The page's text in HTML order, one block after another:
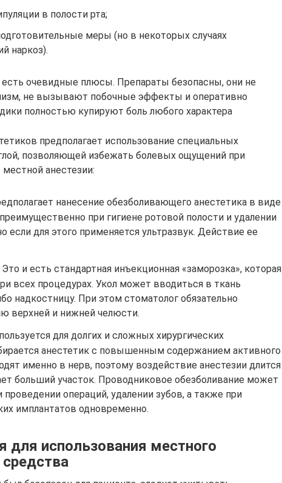
в полости рта;
меры (но в некоторых случаях
наркоз).
есть очевидные плюсы. Препараты безопасны, они не
не вызывают побочные эффекты и оперативно
полностью купируют боль любого характера
предполагает использование специальных
позволяющей избежать болевых ощущений при
анестезии:
нанесение обезболивающего анестетика в виде
при гигиене ротовой полости и удалении
если для этого применяется ультразвук. Действие ее
и есть стандартная инъекционная «заморозка», которая
всех процедурах. Укол может вводиться в ткань
надкостницу. При этом стоматолог обязательно
верхней и нижней челюсти.
для долгих и сложных хирургических
анестетик с повышенным содержанием активного
именно в нерв, поэтому воздействие анестезии длится
больший участок. Проводниковое обезболивание может
проведении операций, удалении зубов, а также при
имплантатов одновременно.
для использования местного